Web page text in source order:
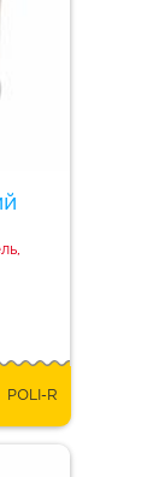
POLI-R